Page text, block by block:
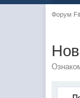
Форум